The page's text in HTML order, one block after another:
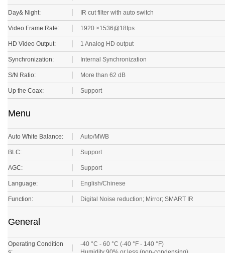
Day& Night: IR cut filter with auto switch
Video Frame Rate: 1920 ×1536@18fps
HD Video Output: 1 Analog HD output
Synchronization: Internal Synchronization
S/N Ratio: More than 62 dB
Up the Coax: Support
Auto White Balance: Auto/MWB
BLC: Support
AGC: Support
Language: English/Chinese
Function: Digital Noise reduction; Mirror; SMART IR
Operating Condition
s:
-40 °C - 60 °C (-40 °F - 140 °F)
Humidity 90% or less (non-condensing)